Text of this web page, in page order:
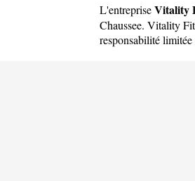
L'entrepriseVitality
Chaussee. Vitality
responsabilité